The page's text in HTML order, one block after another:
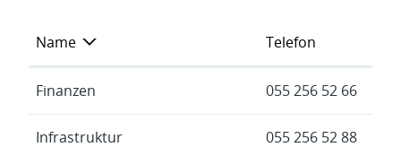
Name Telefon
Finanzen 055 256 52 66
Infrastruktur 055 256 52 88